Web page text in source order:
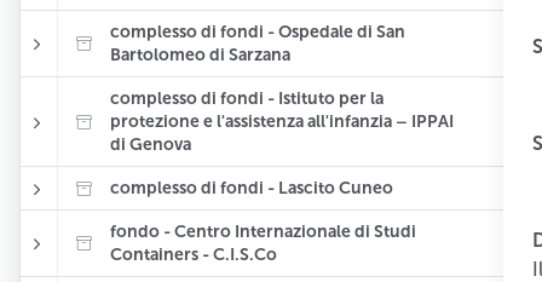
complesso di fondi - Ospedale di San
Bartolomeo di Sarzana
complesso di fondi - Istituto per la
protezione e l'assistenza all'infanzia – IPPAI
di Genova
complesso di fondi - Lascito Cuneo
fondo - Centro Internazionale di Studi
Containers - C.I.S.Co